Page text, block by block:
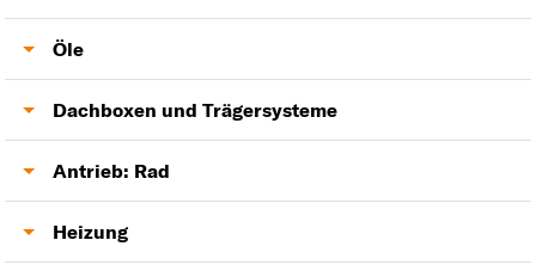
Zündkerzen
Zahnriemensatz
Kraftstoffpumpe
Öle
Motoröl
Dachboxen und Trägersysteme
Anhängerkupplung
Antrieb: Rad
Antriebswelle
Heizung